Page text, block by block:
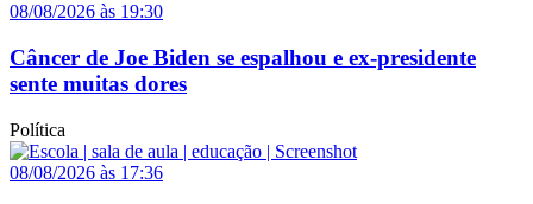
08/08/2026 às 19:30
Câncer de Joe Biden se espalhou e ex-presidente
sente muitas dores
Política
08/08/2026 às 17:36